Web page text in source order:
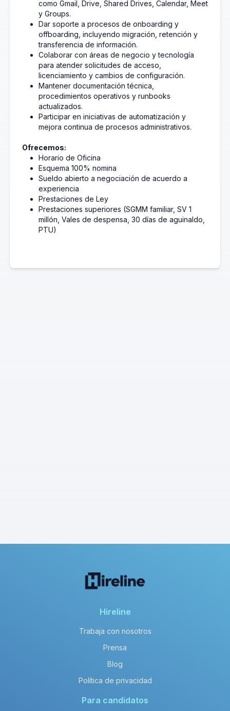
como Gmail, Drive, Shared Drives, Calendar, Meet
y Groups.
Dar soporte a procesos de onboarding y
offboarding, incluyendo migración, retención y
transferencia de información.
Colaborar con áreas de negocio y tecnología
para atender solicitudes de acceso,
licenciamiento y cambios de configuración.
Mantener documentación técnica,
procedimientos operativos y runbooks
actualizados.
Participar en iniciativas de automatización y
mejora continua de procesos administrativos.
Ofrecemos:
Horario de Oficina
Esquema 100% nomina
Sueldo abierto a negociación de acuerdo a
experiencia
Prestaciones de Ley
Prestaciones superiores (SGMM familiar, SV 1
millón, Vales de despensa, 30 días de aguinaldo,
PTU)
Hireline
Trabaja con nosotros
Prensa
Blog
Política de privacidad
Para candidatos